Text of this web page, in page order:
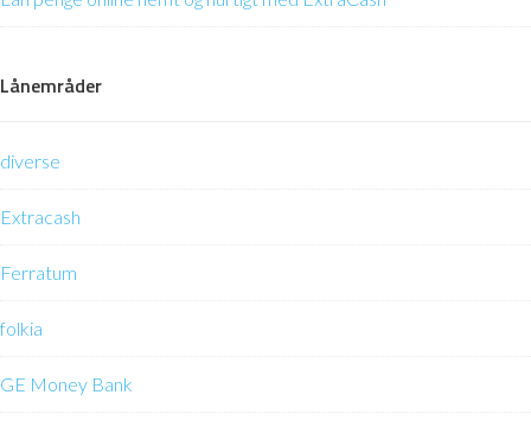
Lånemråder
diverse
Extracash
Ferratum
folkia
GE Money Bank